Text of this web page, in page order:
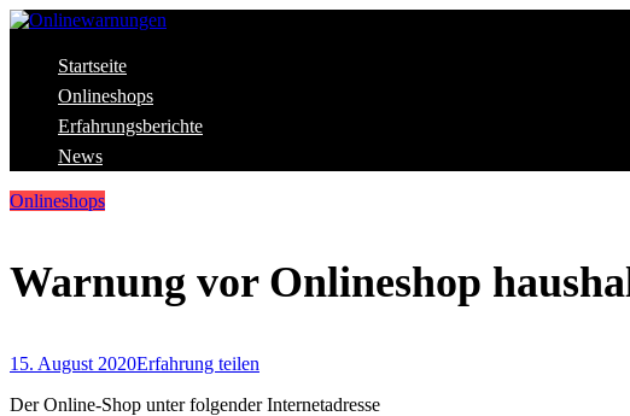
Skip
content
Onlinewarnungen
Aktuelle Warnungen vor Gefahren im Internet
Startseite
Onlineshops
Erfahrungsberichte
News
Onlineshops
Warnung vor Onlineshop
15. August 2020Erfahrung teilen
Der Online-Shop unter folgender Internetadresse